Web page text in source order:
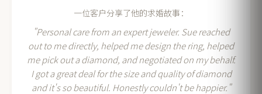
一位客户分享了他的求婚故事：
"Personal care from an expert jeweler. Sue reached
out to me directly, helped me design the ring, helped
me pick out a diamond, and negotiated on my behalf.
I got a great deal for the size and quality of diamond
and it's so beautiful. Honestly couldn't be happier."